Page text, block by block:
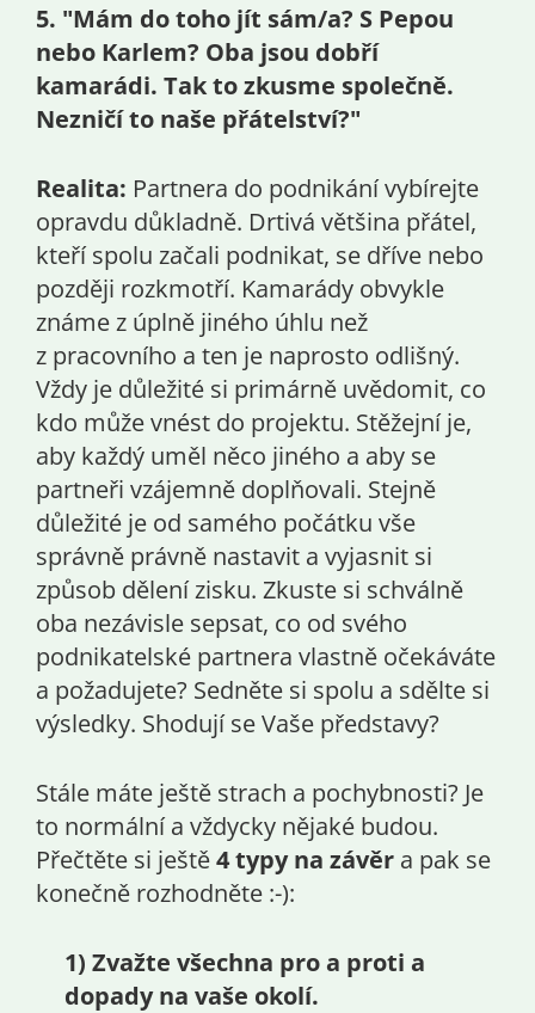
5. "Mám do toho jít sám/a? S Pepou
nebo Karlem? Oba jsou dobří
kamarádi. Tak to zkusme společně.
Nezničí to naše přátelství?"
Realita: Partnera do podnikání vybírejte
opravdu důkladně. Drtivá většina přátel,
kteří spolu začali podnikat, se dříve nebo
později rozkmotří. Kamarády obvykle
známe z úplně jiného úhlu než
z pracovního a ten je naprosto odlišný.
Vždy je důležité si primárně uvědomit, co
kdo může vnést do projektu. Stěžejní je,
aby každý uměl něco jiného a aby se
partneři vzájemně doplňovali. Stejně
důležité je od samého počátku vše
správně právně nastavit a vyjasnit si
způsob dělení zisku. Zkuste si schválně
oba nezávisle sepsat, co od svého
podnikatelské partnera vlastně očekáváte
a požadujete? Sedněte si spolu a sdělte si
výsledky. Shodují se Vaše představy?
Stále máte ještě strach a pochybnosti? Je
to normální a vždycky nějaké budou.
Přečtěte si ještě4 typy na závěr a pak se
konečně rozhodněte :-):
1) Zvažte všechna pro a proti a
dopady na vaše okolí.